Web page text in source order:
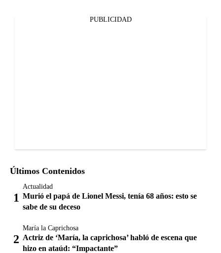
PUBLICIDAD
Últimos Contenidos
Actualidad
Murió el papá de Lionel Messi, tenía 68 años: esto se
sabe de su deceso
María la Caprichosa
Actriz de ‘María, la caprichosa’ habló de escena que
hizo en ataúd: “Impactante”